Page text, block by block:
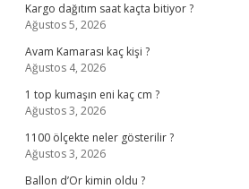
Kargo dağıtım saat kaçta bitiyor ?
Ağustos 5, 2026
Avam Kamarası kaç kişi ?
Ağustos 4, 2026
1 top kumaşın eni kaç cm ?
Ağustos 3, 2026
1100 ölçekte neler gösterilir ?
Ağustos 3, 2026
Ballon d’Or kimin oldu ?